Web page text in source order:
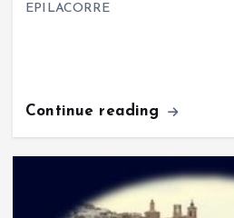
EPILACORRE
Continue reading